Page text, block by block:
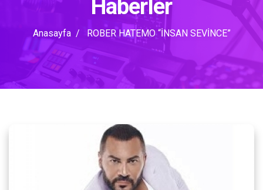
Haberler
Anasayfa ROBER HATEMO “İNSAN SEVİNCE”